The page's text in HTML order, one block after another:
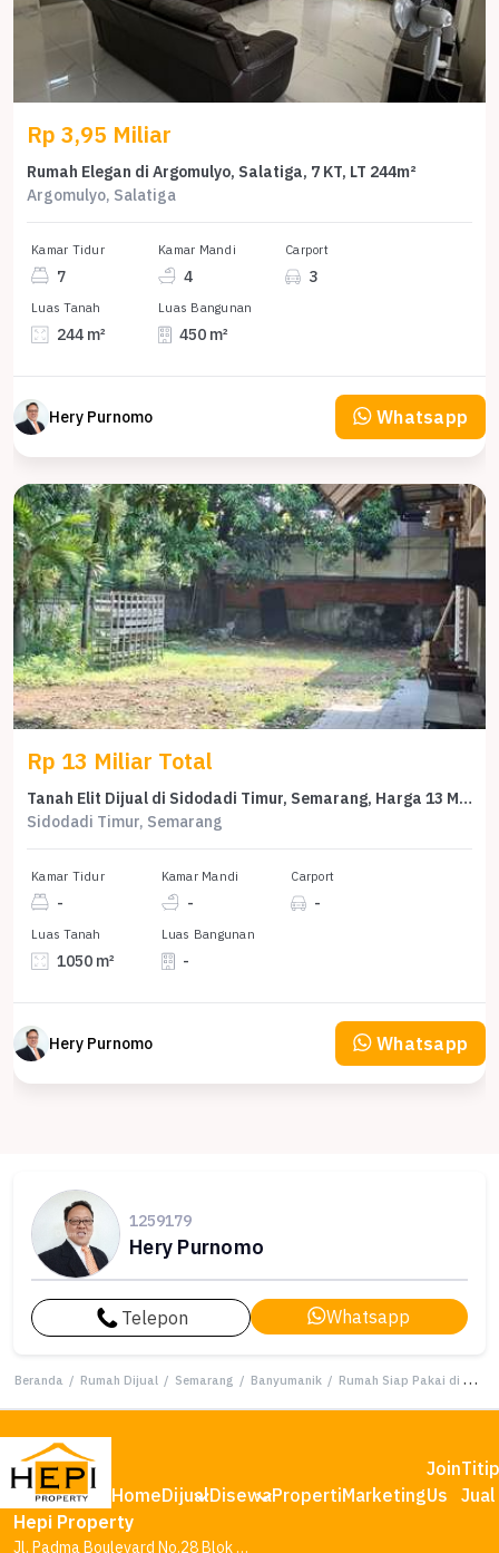
Rp 3,95 Miliar
Rumah Elegan di Argomulyo, Salatiga, 7 KT, LT 244m²
Argomulyo, Salatiga
Kamar Tidur
7
Kamar Mandi
4
Carport
3
Luas Tanah
244 m²
Luas Bangunan
450 m²
Hery Purnomo Whatsapp
Rp 13 Miliar Total
Tanah Elit Dijual di Sidodadi Timur, Semarang, Harga 13 Miliar
Sidodadi Timur, Semarang
Kamar Tidur
-
Kamar Mandi
-
Carport
-
Luas Tanah
1050 m²
Luas Bangunan
-
Hery Purnomo Whatsapp
1259179
Hery Purnomo
Telepon Whatsapp
Beranda / Rumah Dijual / Semarang / Banyumanik / Rumah Siap Pakai di Area Banyumanik, Semarang, LT 261m²
HomeDijualDisewaPropertiMarketing
Join
Us
Jual
Hepi Property
Jl. Padma Boulevard No.28 Blok AA1, Tambakharjo, Kec. Semarang Barat, Kota Semarang, Jawa Tengah 50145